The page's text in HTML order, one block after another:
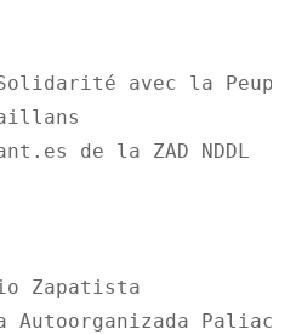
avec la Peuple
de la ZAD NDDL
Zapatista
Autoorganizada